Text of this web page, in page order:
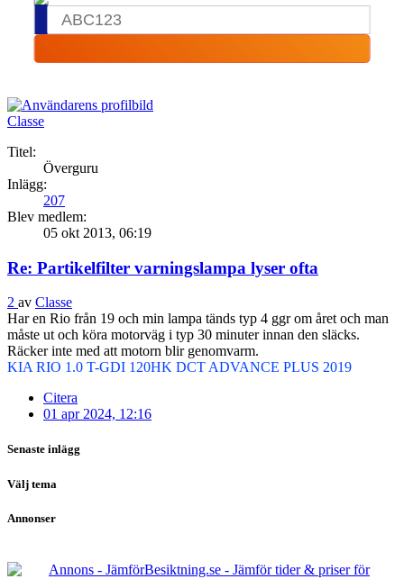
Classe
Titel:
Överguru
Inlägg:
207
Blev medlem:
05 okt 2013, 06:19
Re: Partikelfilter varningslampa lyser ofta
2 av Classe
Har en Rio från 19 och min lampa tänds typ 4 ggr om året och man
måste ut och köra motorväg i typ 30 minuter innan den släcks.
Räcker inte med att motorn blir genomvarm.
KIA RIO 1.0 T-GDI 120HK DCT ADVANCE PLUS 2019
Citera
01 apr 2024, 12:16
Senaste inlägg
Välj tema
Annonser